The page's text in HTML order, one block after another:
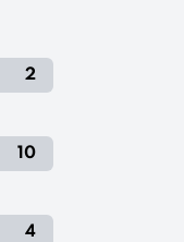
2
10
4